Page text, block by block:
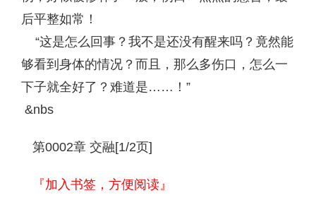
后平整如常！
“这是怎么回事？我不是还没有醒来吗？竟然能
够看到身体的情况？而且，那么多伤口，怎么一
下子就全好了？难道是……！”
&nbs
第0002章 交融[1/2页]
『加入书签，方便阅读』